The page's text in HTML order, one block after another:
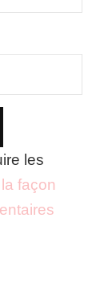
les
façon